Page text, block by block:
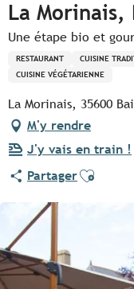
La Morinais,
Une étape bio et
RESTAURANT CUISINE
CUISINE VÉGÉTARIENNE
La Morinais, 35600
M'y rendre
J'y vais en train !
PartagerAjouter